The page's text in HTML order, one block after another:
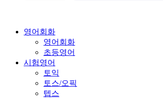
영어회화
영어회화
초등영어
시험영어
토익
토스/오픽
텝스